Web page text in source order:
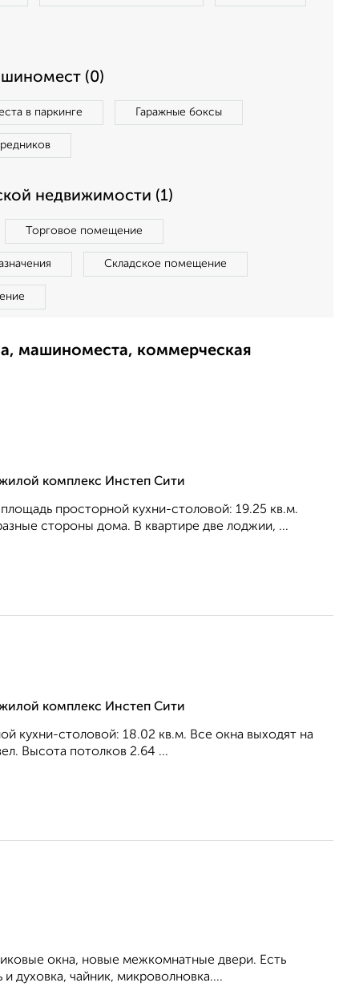
(0)
в паркинге Гаражные боксы
недвижимости (1)
Торговое помещение
Складское помещение
машиноместа, коммерческая
комплекс Инстеп Сити
просторной кухни-столовой: 19.25 кв.м.
стороны дома. В квартире две лоджии, ...
комплекс Инстеп Сити
кухни-столовой: 18.02 кв.м. Все окна выходят на
Высота потолков 2.64 ...
окна, новые межкомнатные двери. Есть
духовка, чайник, микроволновка....